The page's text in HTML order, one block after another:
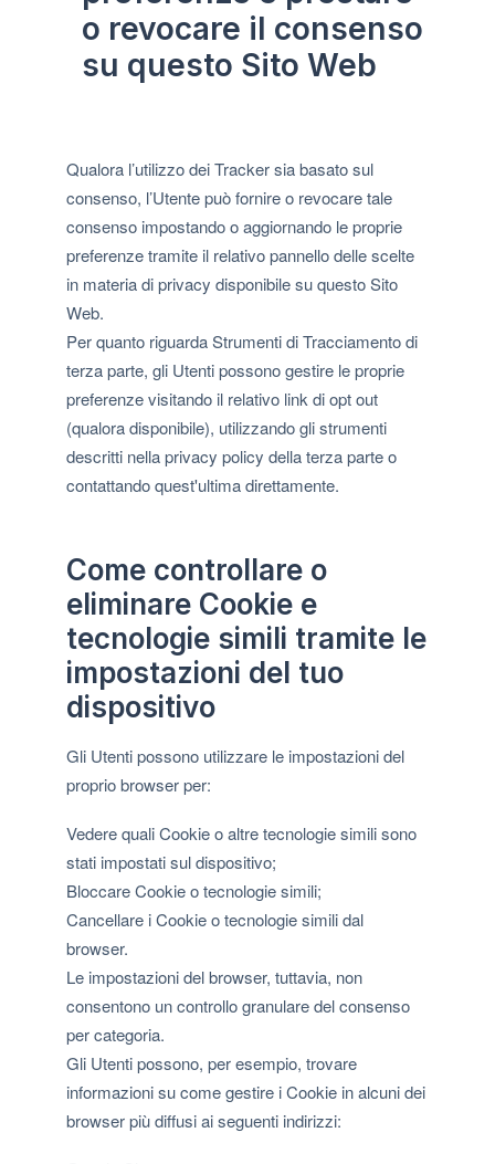
o revocare il consenso
su questo Sito Web
Qualora l’utilizzo dei Tracker sia basato sul
consenso, l’Utente può fornire o revocare tale
consenso impostando o aggiornando le proprie
preferenze tramite il relativo pannello delle scelte
in materia di privacy disponibile su questo Sito
Web.
Per quanto riguarda Strumenti di Tracciamento di
terza parte, gli Utenti possono gestire le proprie
preferenze visitando il relativo link di opt out
(qualora disponibile), utilizzando gli strumenti
descritti nella privacy policy della terza parte o
contattando quest'ultima direttamente.
Come controllare o
eliminare Cookie e
tecnologie simili tramite le
impostazioni del tuo
dispositivo
Gli Utenti possono utilizzare le impostazioni del
proprio browser per:
Vedere quali Cookie o altre tecnologie simili sono
stati impostati sul dispositivo;
Bloccare Cookie o tecnologie simili;
Cancellare i Cookie o tecnologie simili dal
browser.
Le impostazioni del browser, tuttavia, non
consentono un controllo granulare del consenso
per categoria.
Gli Utenti possono, per esempio, trovare
informazioni su come gestire i Cookie in alcuni dei
browser più diffusi ai seguenti indirizzi: